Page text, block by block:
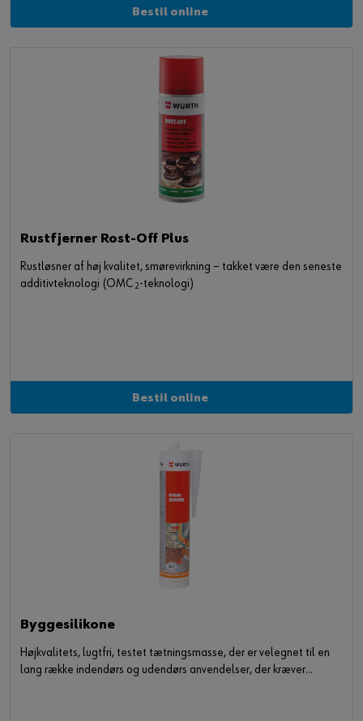
Bestil online
Rustfjerner Rost-Off Plus
Rustløsner af høj kvalitet, smørevirkning – takket være den seneste
additivteknologi (OMC 2-teknologi)
Bestil online
Byggesilikone
Højkvalitets, lugtfri, testet tætningsmasse, der er velegnet til en
lang række indendørs og udendørs anvendelser, der kræver